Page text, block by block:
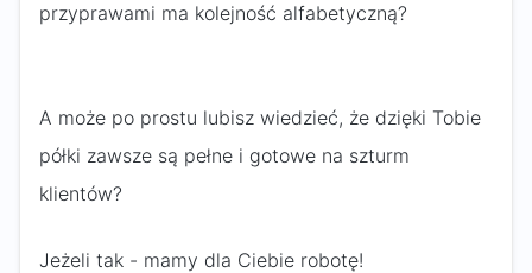
przyprawami ma kolejność alfabetyczną?
A może po prostu lubisz wiedzieć, że dzięki Tobie
półki zawsze są pełne i gotowe na szturm
klientów?
Jeżeli tak - mamy dla Ciebie robotę!